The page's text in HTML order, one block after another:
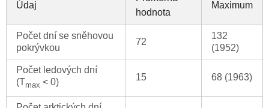
Údaj
hodnota
Maximum
Počet dní se sněhovou
pokrývkou
72
132
(1952)
Počet ledových dní
(Tmax < 0) 15 68 (1963)